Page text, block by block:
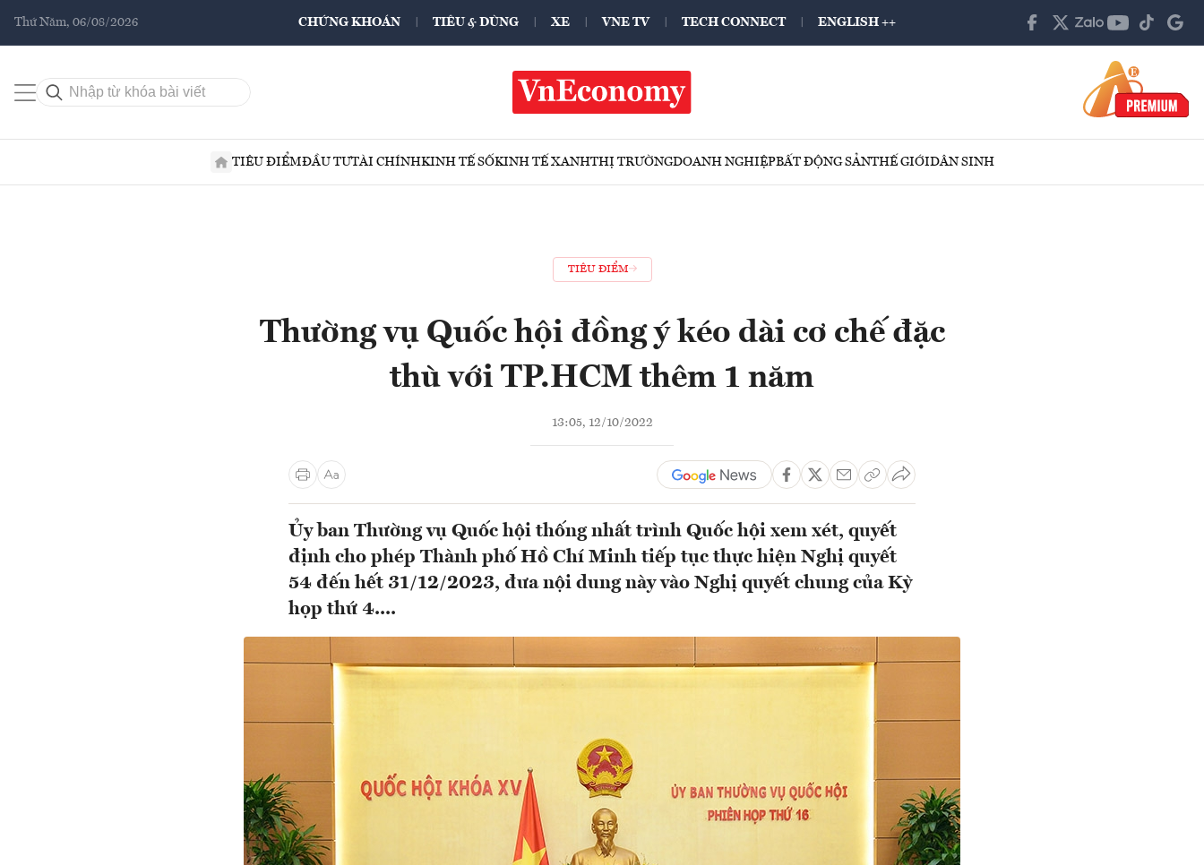
Thứ Năm, 06/08/2026 CHỨNG KHOÁN TIÊU & DÙNG XE VNE TV TECH CONNECT ENGLISH ++
TIÊU ĐIỂMĐẦU TƯTÀI CHÍNHKINH TẾ SỐKINH TẾ XANHTHỊ TRƯỜNGDOANH NGHIỆPBẤT ĐỘNG SẢNTHẾ GIỚIDÂN SINH
TIÊU ĐIỂM
Thường vụ Quốc hội đồng ý kéo dài cơ chế đặc
thù với TP.HCM thêm 1 năm
13:05, 12/10/2022
Ủy ban Thường vụ Quốc hội thống nhất trình Quốc hội xem xét, quyết
định cho phép Thành phố Hồ Chí Minh tiếp tục thực hiện Nghị quyết
54 đến hết 31/12/2023, đưa nội dung này vào Nghị quyết chung của Kỳ
họp thứ 4....